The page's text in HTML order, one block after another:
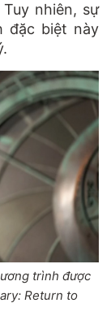
nhiên, sự
đặc biệt này
trình được
Return to